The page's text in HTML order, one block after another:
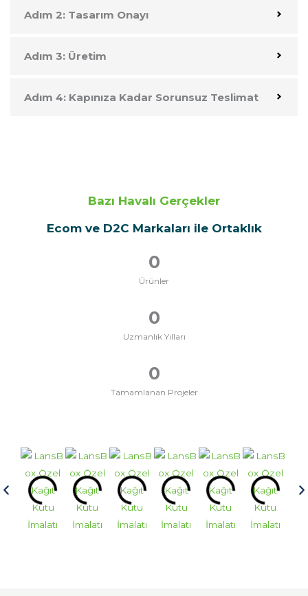
Adım 2: Tasarım Onayı
Adım 3: Üretim
Adım 4: Kapınıza Kadar Sorunsuz Teslimat
Bazı Havalı Gerçekler
Ecom ve D2C Markaları ile Ortaklık
Ürünler
0
Uzmanlık Yılları
0
Tamamlanan Projeler
0